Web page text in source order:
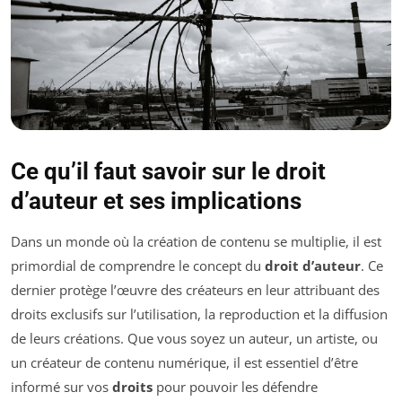
Ce qu’il faut savoir sur le droit
d’auteur et ses implications
Dans un monde où la création de contenu se multiplie, il est
primordial de comprendre le concept du droit d’auteur. Ce
dernier protège l’œuvre des créateurs en leur attribuant des
droits exclusifs sur l’utilisation, la reproduction et la diffusion
de leurs créations. Que vous soyez un auteur, un artiste, ou
un créateur de contenu numérique, il est essentiel d’être
informé sur vos droits pour pouvoir les défendre